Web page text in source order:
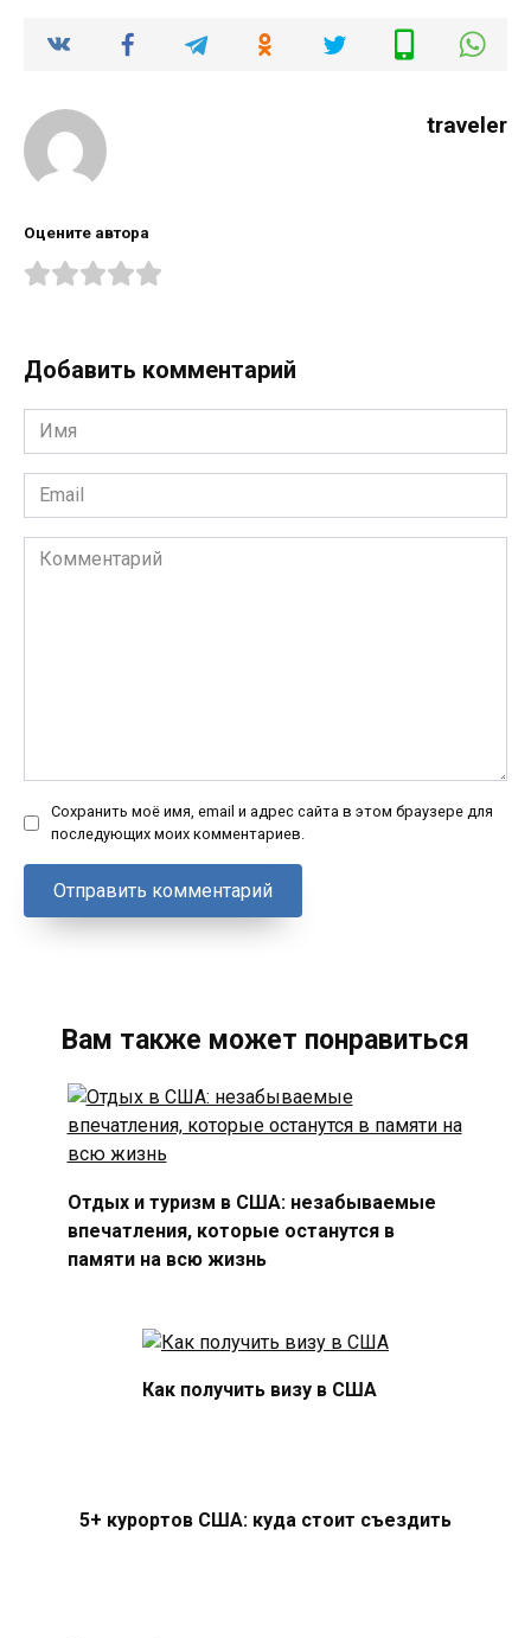
traveler
Оцените автора
Добавить комментарий
Имя
*
Email
*
Комментарий
Сохранить моё имя, email и адрес сайта в этом браузере для
последующих моих комментариев.
Вам также может понравиться
Отдых и туризм в США: незабываемые
впечатления, которые останутся в
памяти на всю жизнь
Как получить визу в США
5+ курортов США: куда стоит съездить